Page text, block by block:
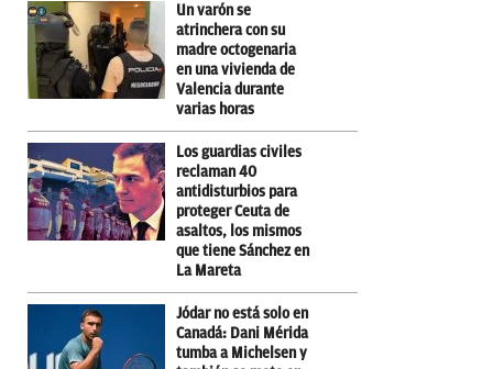
Un varón se
atrinchera con su
madre octogenaria
en una vivienda de
Valencia durante
varias horas
Los guardias civiles
reclaman 40
antidisturbios para
proteger Ceuta de
asaltos, los mismos
que tiene Sánchez en
La Mareta
Jódar no está solo en
Canadá: Dani Mérida
tumba a Michelsen y